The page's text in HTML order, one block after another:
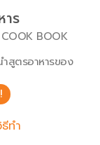
าร
BOOK
ำสูตรอาหารของ
ทำ